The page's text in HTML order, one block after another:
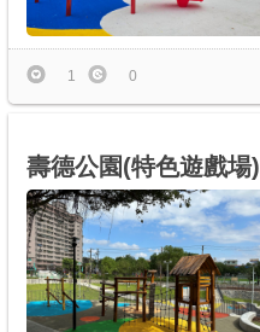
1 0
壽德公園(特色遊戲場)